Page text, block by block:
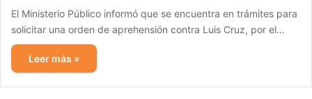
El Ministerio Público informó que se encuentra en trámites para
solicitar una orden de aprehensión contra Luis Cruz, por el…
Leer más »